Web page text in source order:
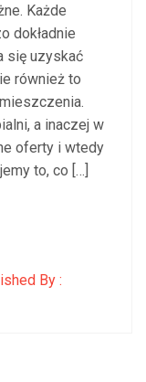
Każde
dokładnie
się uzyskać
również to
a inaczej w
oferty i wtedy
to, co […]
By :